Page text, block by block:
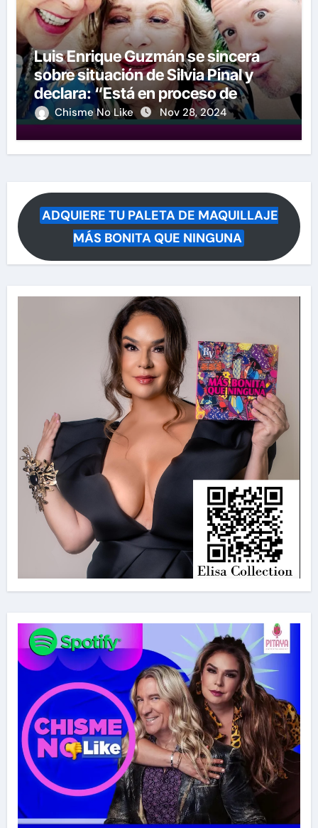
Luis Enrique Guzmán se sincera
sobre situación de Silvia Pinal y
declara: “Está en proceso de
partir”
Chisme No Like Nov 28, 2024
ADQUIERE TU PALETA DE MAQUILLAJE
MÁS BONITA QUE NINGUNA